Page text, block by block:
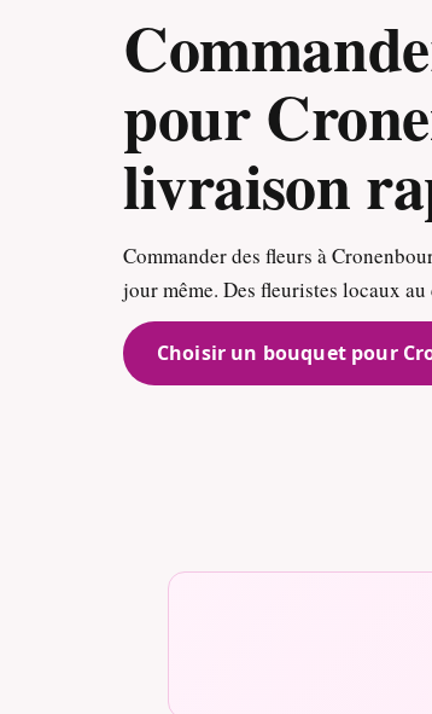
pour
livraison
Commander des fleurs à
jour même. Des fleuristes locaux
Choisir un bouquet pour